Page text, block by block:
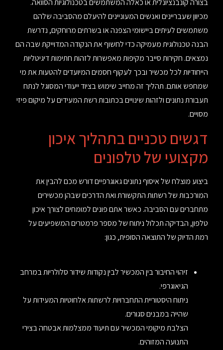
בצורה קונבנציונלית או כאלה המשתמשים בטכנולוגיות הסוואה.
מכיוון שעבריינים ואנשים המעוניינים להיעלם מהסביבה שלהם
משתמשים לעיתים ביישומי הצפנה או בשרתים מרוחקים, נדרשת
הבנה טכנולוגית מעמיקה כדי לחשוף את הנקודה המדוייקת שבה הם
נמצאים. חקירות סייבר מקיפות מאפשרות לזהות חתימות דיגיטליות
הייחודיות לכל מכשיר ובכך לעקוף חסמים המיועדים להטעות את מי
שמחפש אותם. תהליך זה מחייב שימוש בציוד ייעודי המסוגל לנתח
תעבורת נתונים ולזהות שינויים בכתובות רשת המעידים על מיקום פיזי
מסויים.
דגשים טכניים בתהליך איכון
מקצועי של טלפונים
ביצוע מוצלח של איסוף נתונים גאוגרפיים דורש מכם להבין את
המורכבות של רשתות התקשורת ואת הדרכים שבהן מכשירים
מתחברים עם הסביבה. כאשר אתם פונים למומחים לצורך איכון
טלפון, הבדיקה תכלול ניתוח של מספר פרמטרים המשפיעים על
רמת הדיוק של התוצאה הסופית, כגון:
זיהוי החיבור בין המכשיר לבין נקודות שידור סלולריות במרחב
הגיאוגרפי.
ניתוח היסטוריית התחברויות לרשתות אלחוטיות המעידות על
שהייה במבנים סגורים.
הצלבת מיקומי המכשיר עם תיעוד ממצלמות אבטחה בצירי
התנועה המזוהים.